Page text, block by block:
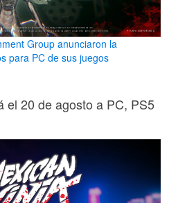
Group anunciaron la
para PC de sus juegos
el 20 de agosto a PC, PS5